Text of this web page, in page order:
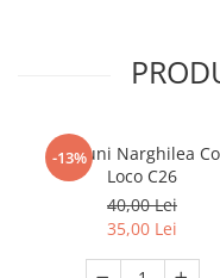
-13%
Carbuni Narghilea
Loco C26
40,00 Lei
35,00 Lei